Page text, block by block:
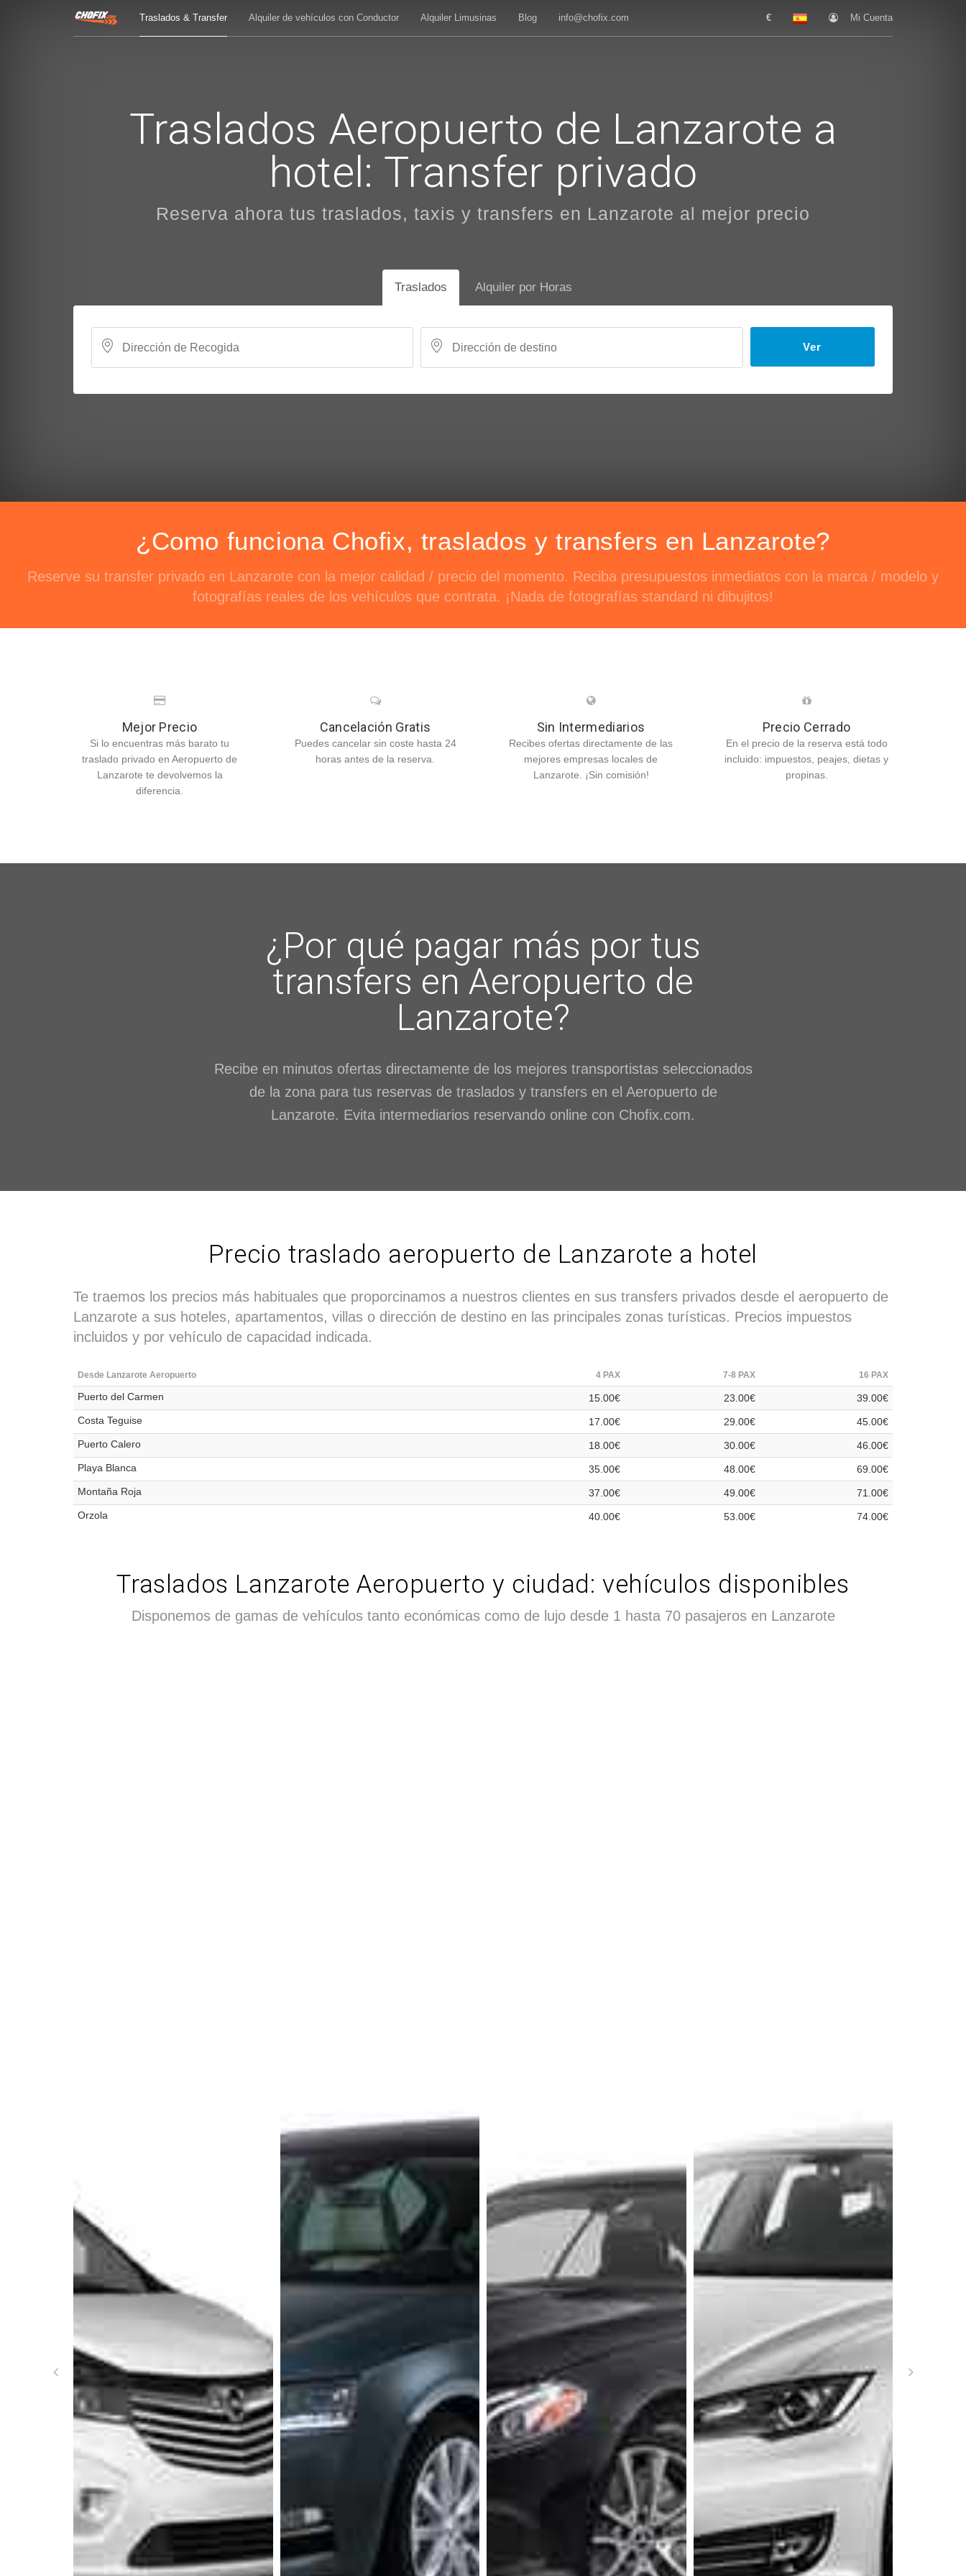
Traslados & Transfer Alquiler de vehículos con Conductor Alquiler Limusinas Blog info@chofix.com € Mi Cuenta
Traslados Aeropuerto de Lanzarote a
hotel: Transfer privado
Reserva ahora tus traslados, taxis y transfers en Lanzarote al mejor precio
Traslados Alquiler por Horas
Ver
¿Como funciona Chofix, traslados y transfers en Lanzarote?
Reserve su transfer privado en Lanzarote con la mejor calidad / precio del momento. Reciba presupuestos inmediatos con la marca / modelo y
fotografías reales de los vehículos que contrata. ¡Nada de fotografías standard ni dibujitos!
Mejor Precio
Si lo encuentras más barato tu
traslado privado en Aeropuerto de
Lanzarote te devolvemos la
diferencia.
Cancelación Gratis
Puedes cancelar sin coste hasta 24
horas antes de la reserva.
Sin Intermediarios
Recibes ofertas directamente de las
mejores empresas locales de
Lanzarote. ¡Sin comisión!
Precio Cerrado
En el precio de la reserva está todo
incluido: impuestos, peajes, dietas y
propinas.
¿Por qué pagar más por tus
transfers en Aeropuerto de
Lanzarote?
Recibe en minutos ofertas directamente de los mejores transportistas seleccionados
de la zona para tus reservas de traslados y transfers en el Aeropuerto de
Lanzarote. Evita intermediarios reservando online con Chofix.com.
Precio traslado aeropuerto de Lanzarote a hotel
Te traemos los precios más habituales que proporcinamos a nuestros clientes en sus transfers privados desde el aeropuerto de
Lanzarote a sus hoteles, apartamentos, villas o dirección de destino en las principales zonas turísticas. Precios impuestos
incluidos y por vehículo de capacidad indicada.
Desde Lanzarote Aeropuerto 4 PAX 7-8 PAX 16 PAX
Puerto del Carmen 15.00€ 23.00€
39.00€
Costa Teguise
17.00€ 29.00€
45.00€
Puerto Calero
18.00€ 30.00€
46.00€
Playa Blanca
35.00€ 48.00€
69.00€
Montaña Roja
37.00€ 49.00€
71.00€
Orzola
40.00€ 53.00€ 74.00€
Traslados Lanzarote Aeropuerto y ciudad: vehículos disponibles
Disponemos de gamas de vehículos tanto económicas como de lujo desde 1 hasta 70 pasajeros en Lanzarote